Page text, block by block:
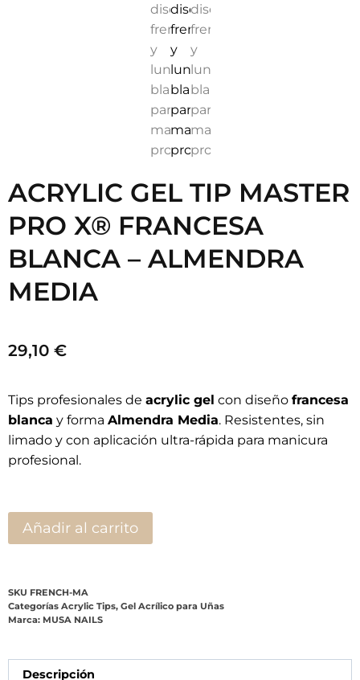
acrylic gel
Almendra Media
limado y con aplicación ultra-rápida para manicura
SKU FRENCH-MA
Categorías Acrylic Tips
Gel Acrílico para Uñas
Marca:
MUSA NAILS
Descripción
DESCRIPCIÓN DEL PRODUCTO
Francesa blanca profesional con
diseño Almendra Media
Blanca – Almendra Media
profesionales de uñas que buscan un sistema
Almendra Media
equilibrado y atemporal, ideal para manicuras
En primer lugar, sudiseño french con luneta